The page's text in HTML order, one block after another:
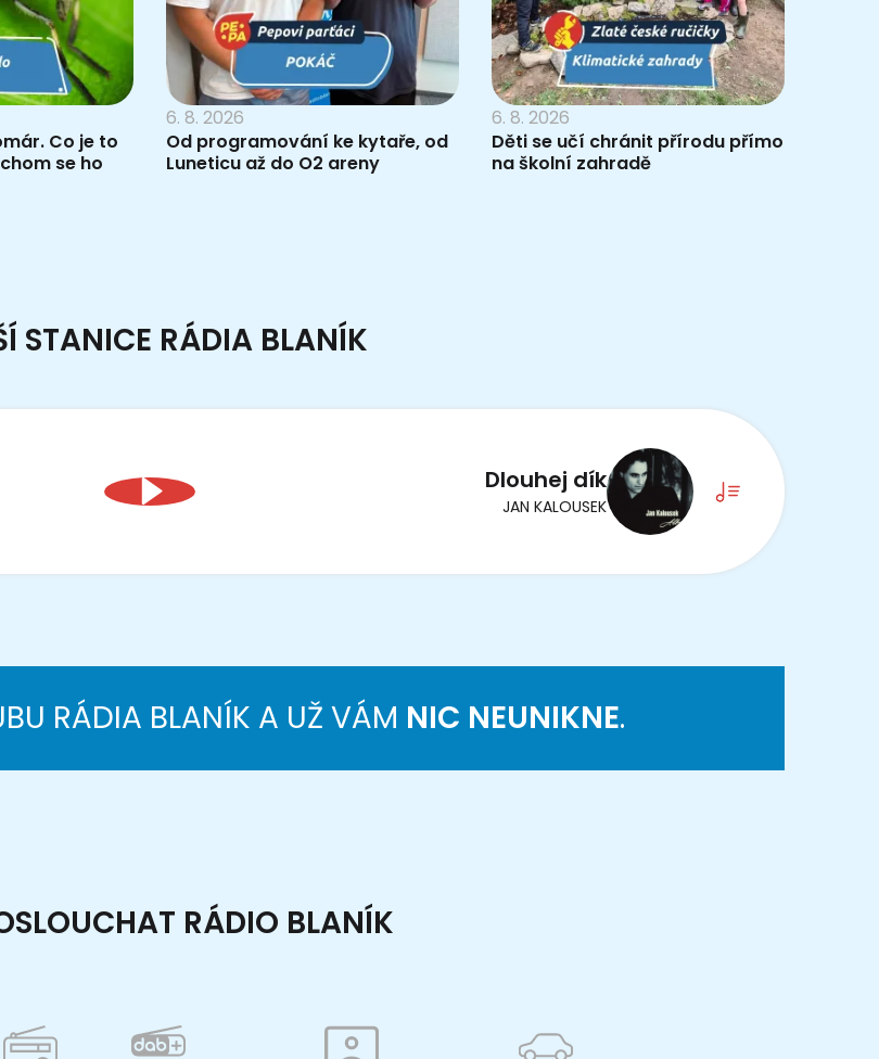
Co je to
se ho
6. 8. 2026
Od programování ke kytaře, od
Luneticu až do O2 areny
6. 8. 2026
Děti se učí chránit přírodu přímo
na školní zahradě
STANICE RÁDIA BLANÍK
Dlouhej dík
JAN KALOUSEK
RÁDIA BLANÍK A UŽ VÁM NIC NEUNIKNE.
RÁDIO BLANÍK